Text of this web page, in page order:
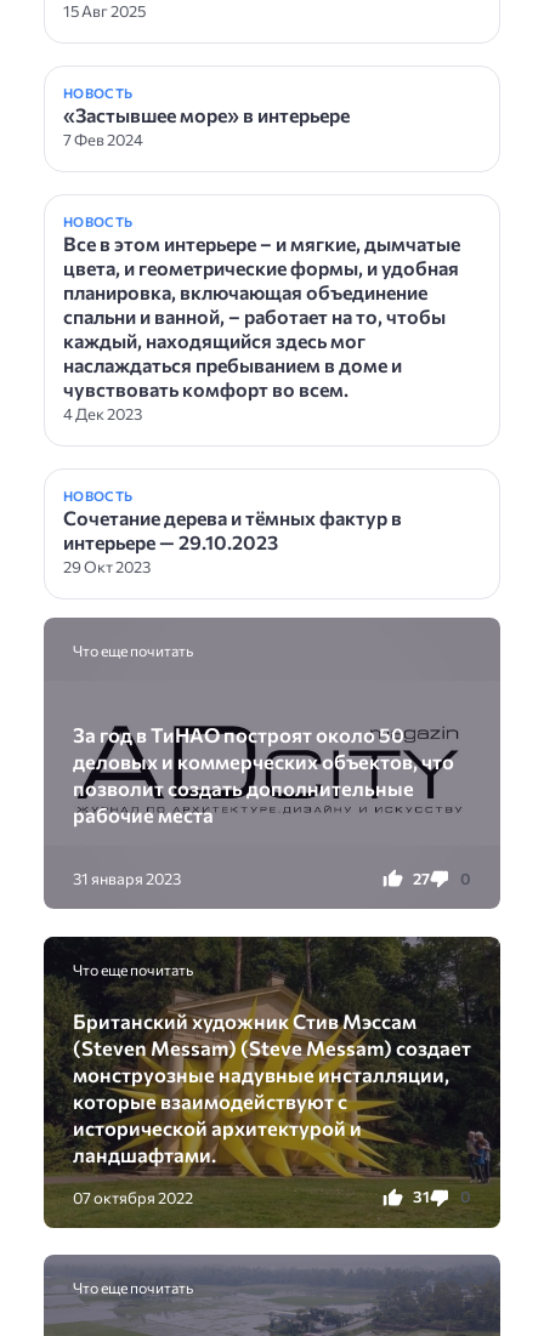
15 Авг 2025
НОВОСТЬ
«Застывшее море» в интерьере
7 Фев 2024
НОВОСТЬ
Все в этом интерьере – и мягкие, дымчатые
цвета, и геометрические формы, и удобная
планировка, включающая объединение
спальни и ванной, – работает на то, чтобы
каждый, находящийся здесь мог
наслаждаться пребыванием в доме и
чувствовать комфорт во всем.
4 Дек 2023
НОВОСТЬ
Сочетание дерева и тёмных фактур в
интерьере — 29.10.2023
29 Окт 2023
Что еще почитать
За год в ТиНАО построят около 50
деловых и коммерческих объектов, что
позволит создать дополнительные
рабочие места
31 января 2023 27 0
Что еще почитать
Британский художник Стив Мэссам
(Steven Messam) (Steve Messam) создает
монструозные надувные инсталляции,
которые взаимодействуют с
исторической архитектурой и
ландшафтами.
07 октября 2022 31 0
Что еще почитать